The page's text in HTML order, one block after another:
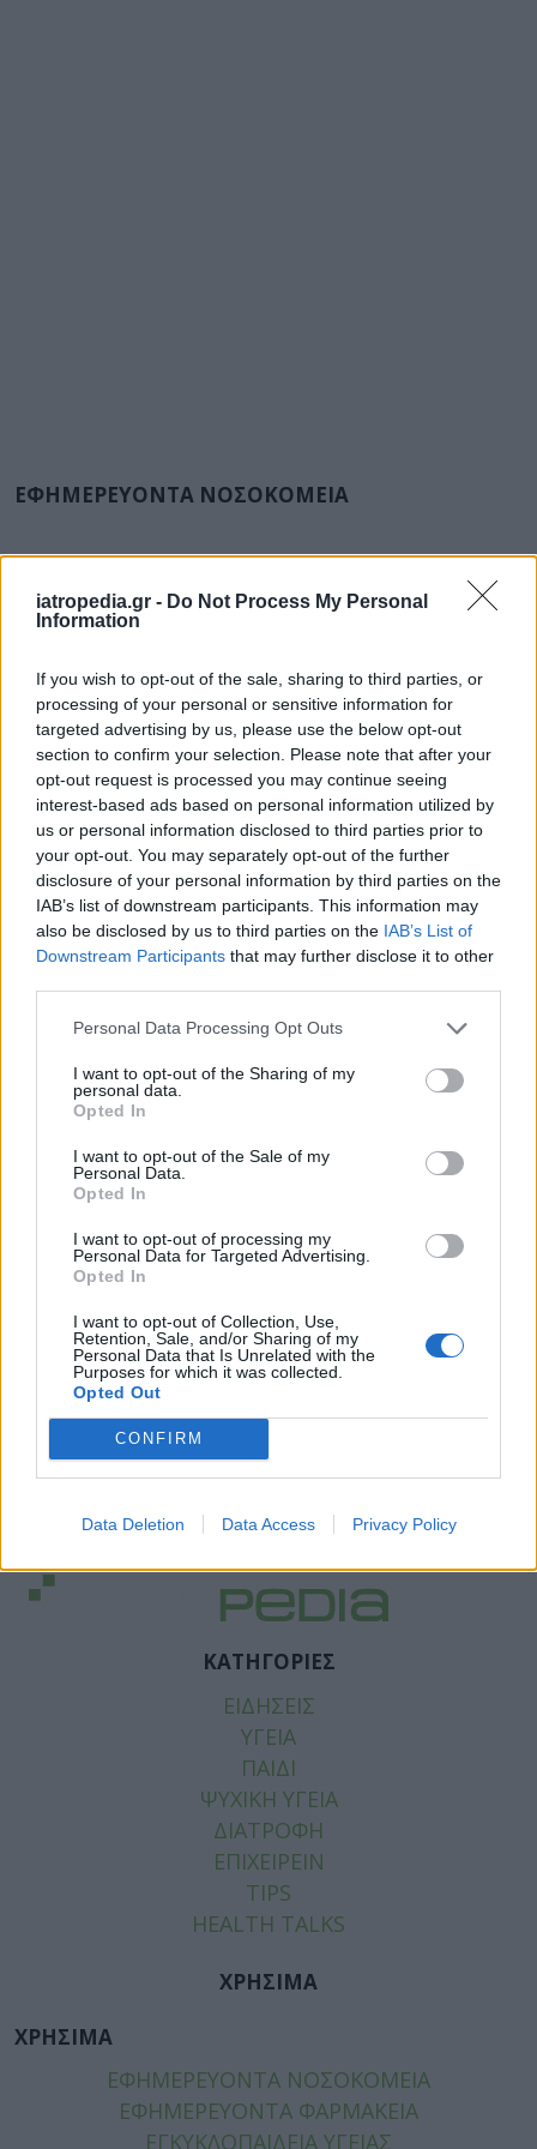
iatropedia.gr - Do Not Process My Personal
Information
If you wish to opt-out of the sale, sharing to third parties, or
processing of your personal or sensitive information for
targeted advertising by us, please use the below opt-out
section to confirm your selection. Please note that after your
opt-out request is processed you may continue seeing
interest-based ads based on personal information utilized by
us or personal information disclosed to third parties prior to
your opt-out. You may separately opt-out of the further
disclosure of your personal information by third parties on the
IAB’s list of downstream participants. This information may
also be disclosed by us to third parties on the IAB’s List of
Downstream Participants that may further disclose it to other
Personal Data Processing Opt Outs
I want to opt-out of the Sharing of my
personal data.
Opted In
I want to opt-out of the Sale of my
Personal Data.
Opted In
I want to opt-out of processing my
Personal Data for Targeted Advertising.
Opted In
I want to opt-out of Collection, Use,
Retention, Sale, and/or Sharing of my
Personal Data that Is Unrelated with the
Purposes for which it was collected.
Opted Out
CONFIRM
Data Deletion Data Access Privacy Policy
ΕΦΗΜΕΡΕΥΟΝΤΑ ΝΟΣΟΚΟΜΕΙΑ
ΚΑΤΗΓΟΡΙΕΣ
ΕΙΔΗΣΕΙΣ
ΥΓΕΙΑ
ΠΑΙΔΙ
ΨΥΧΙΚΗ ΥΓΕΙΑ
ΔΙΑΤΡΟΦΗ
ΕΠΙΧΕΙΡΕΙΝ
TIPS
HEALTH TALKS
ΧΡΗΣΙΜΑ
ΧΡΗΣΙΜΑ
ΕΦΗΜΕΡΕΥΟΝΤΑ ΝΟΣΟΚΟΜΕΙΑ
ΕΦΗΜΕΡΕΥΟΝΤΑ ΦΑΡΜΑΚΕΙΑ
ΕΓΚΥΚΛΟΠΑΙΔΕΙΑ ΥΓΕΙΑΣ